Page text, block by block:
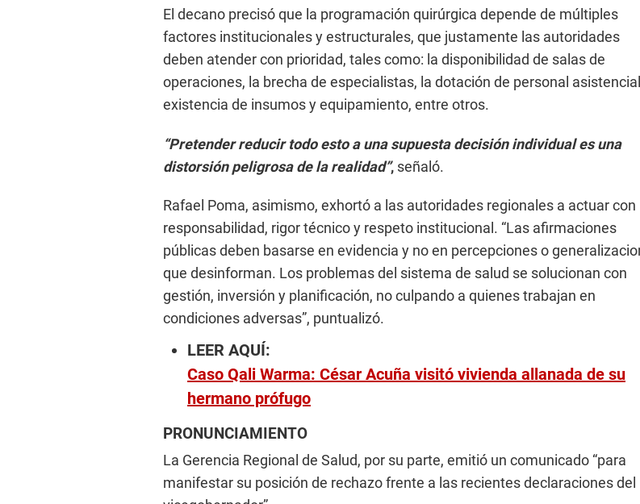
El decano precisó que la programación quirúrgica depende de múltiples
factores institucionales y estructurales, que justamente las autoridades
deben atender con prioridad, tales como: la disponibilidad de salas de
operaciones, la brecha de especialistas, la dotación de personal
existencia de insumos y equipamiento, entre otros.
“Pretender reducir todo esto a una supuesta decisión individual es una
distorsión peligrosa de la realidad”, señaló.
Rafael Poma, asimismo, exhortó a las autoridades regionales a actuar con
responsabilidad, rigor técnico y respeto institucional. “Las afirmaciones
públicas deben basarse en evidencia y no en percepciones o
que desinforman. Los problemas del sistema de salud se solucionan con
gestión, inversión y planificación, no culpando a quienes trabajan en
condiciones adversas”, puntualizó.
LEER AQUÍ:
Caso Qali Warma: César Acuña visitó vivienda allanada de su
hermano prófugo
PRONUNCIAMIENTO
La Gerencia Regional de Salud, por su parte, emitió un comunicado “para
manifestar su posición de rechazo frente a las recientes declaraciones del